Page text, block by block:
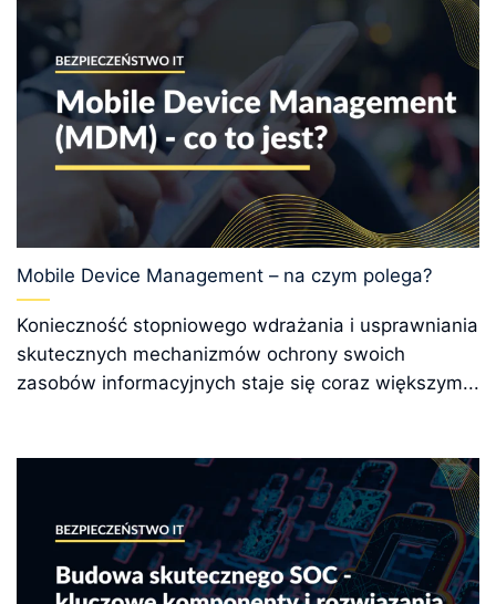
Mobile Device Management – na czym polega?
Konieczność stopniowego wdrażania i usprawniania
skutecznych mechanizmów ochrony swoich
zasobów informacyjnych staje się coraz większym...